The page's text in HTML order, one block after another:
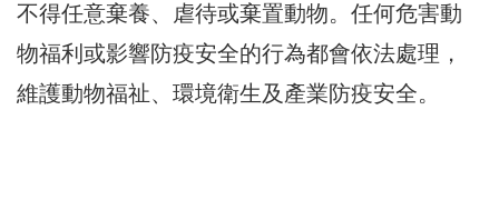
不得任意棄養、虐待或棄置動物。任何危害動
物福利或影響防疫安全的行為都會依法處理，
維護動物福祉、環境衛生及產業防疫安全。